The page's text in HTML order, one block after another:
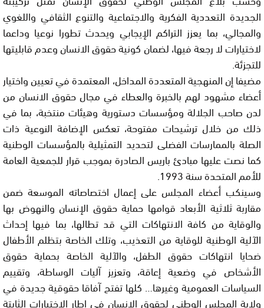
الجديدة التعددية الفكرية والاجتماعية والتنوع الثقافي واللغوي
والمجالي، بما يعزز التراكم الإيجابي ويحدث تطورا نوعيا وداعما
لاختيارات لا رجعة فيها، لضمان كونية حقوق الانسان وعدم قابليتها
للتجزئة.
مضيفا إن المنهجية المتعددة المداخل، المعتمدة في تعيين واختيار
أعضاء مشهود لهم بالخبرة والعطاء في مجال حقوق الانسان من
لدن صاحب الجلالة ومؤسسات دستورية وهيئات منتخبة، بما في
ذلك من خلال ترشيحات مفتوحة، تعكس الإضافة النوعية ذات
الصلة بالممارسات الفضلى لتحديد التمثيلية بالمؤسسات الوطنية
كما نصت عليها مبادئ باريس الصادرة بموجب قرار للجمعية العامة
للأمم المتحدة سنة 1993.
وسينكب أعضاء المجلس على إعمال اختصاصاته الموسعة ضمن
مقاربة ثلاثية الأبعاد قوامها حماية حقوق الإنسان والنهوض بها
والوقاية من كافة الانتهاكات التي قد تطالها، بما فيها إحداث
الآلية الوطنية للوقاية من التعذيب، وتلك الخاصة بتظلم الأطفال
ضحايا انتهاكات حقوق الطفل، والآلية الخاصة بحماية حقوق
الأشخاص في وضعية إعاقة، وتعزيز آليات الوساطة، وتقييم
السياسات العمومية وغيرها… كلها تفتح آفاقا حقوقية جديدة في
ولاية المجلس الوطني لحقوق الانسان في إطار الاختيارات الثابتة